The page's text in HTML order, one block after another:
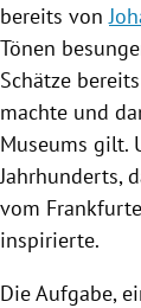
Untermenü
bereits von
Tönen
Schätze
machte und
Museums gilt.
Jahrhunderts,
vom
inspirierte.
Die Aufgabe,